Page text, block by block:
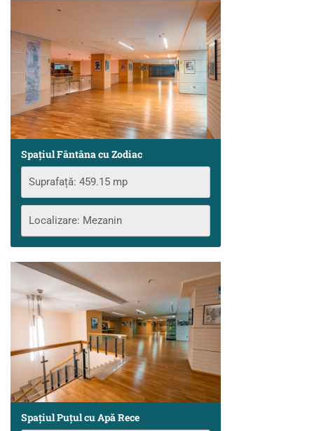
Spațiul Fântâna cu Zodiac
Suprafață: 459.15 mp
Localizare: Mezanin
Spațiul Puţul cu Apă Rece